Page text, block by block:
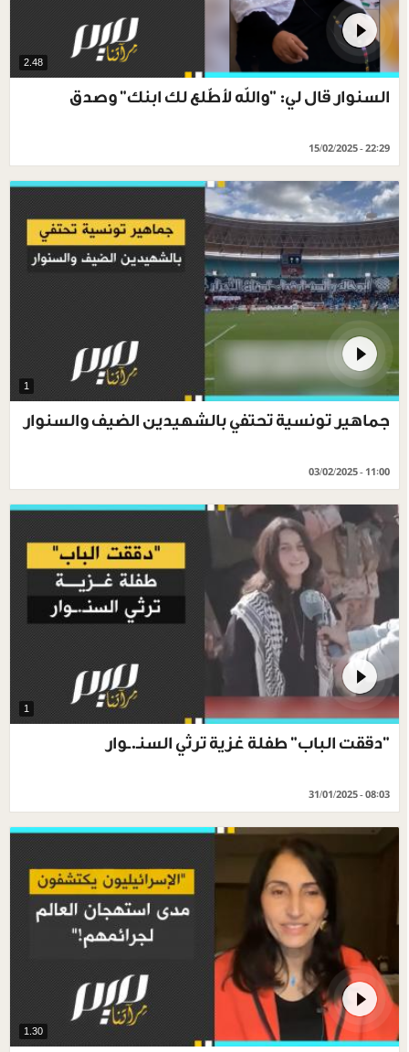
2.48
السنوار قال لي: "والله لأطّلع لك ابنك" وصدق
15/02/2025 - 22:29
1
جماهير تونسية تحتفي بالشهيدين الضيف والسنوار
03/02/2025 - 11:00
1
"دققت الباب" طفلة غزية ترثي السنـ.ـوار
31/01/2025 - 08:03
1.30